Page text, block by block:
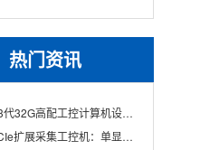
制器 DT-610L-IZ
热门资讯
高配工控计算机设备，智能制造工位整机显示成
采集工控机：单显卡+多路采集卡高性价比方案